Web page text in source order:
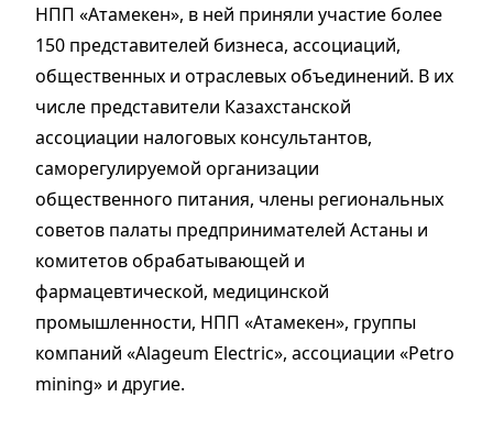
НПП «Атамекен», в ней приняли участие более
150 представителей бизнеса, ассоциаций,
общественных и отраслевых объединений. В их
числе представители Казахстанской
ассоциации налоговых консультантов,
саморегулируемой организации
общественного питания, члены региональных
советов палаты предпринимателей Астаны и
комитетов обрабатывающей и
фармацевтической, медицинской
промышленности, НПП «Атамекен», группы
компаний «Alageum Electric», ассоциации «Petro
mining» и другие.